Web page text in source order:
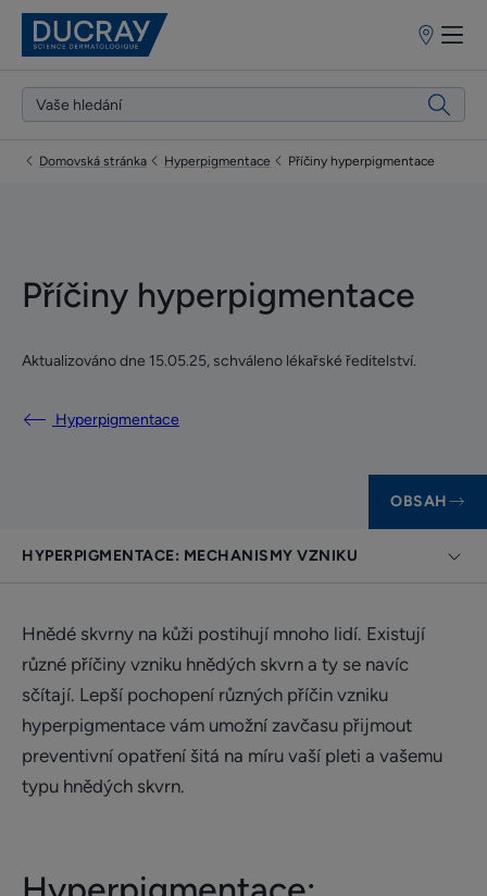
Prodejní
Domovská stránka Hyperpigmentace Příčiny hyperpigmentace
Příčiny hyperpigmentace
Aktualizováno dne 15.05.25, schváleno lékařské ředitelství.
Hyperpigmentace
OBSAH
HYPERPIGMENTACE: MECHANISMY VZNIKU
Hnědé skvrny na kůži postihují mnoho lidí. Existují
různé příčiny vzniku hnědých skvrn a ty se navíc
sčítají. Lepší pochopení různých příčin vzniku
hyperpigmentace vám umožní zavčasu přijmout
preventivní opatření šitá na míru vaší pleti a vašemu
typu hnědých skvrn.